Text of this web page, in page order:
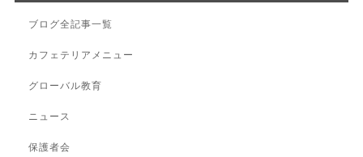
ブログ全記事一覧
カフェテリアメニュー
グローバル教育
ニュース
保護者会